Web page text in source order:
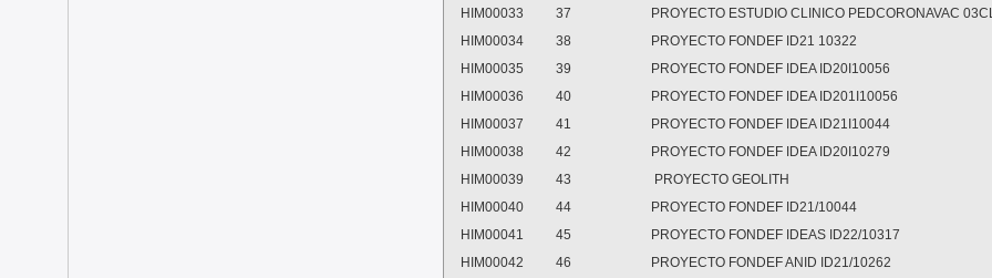
HIM00033
37
PROYECTO ESTUDIO CLINICO PEDCORONAVAC
HIM00034
38
PROYECTO FONDEF ID21 10322
HIM00035
39
PROYECTO FONDEF IDEA ID20I10056
HIM00036
40
PROYECTO FONDEF IDEA ID201I10056
HIM00037
41
PROYECTO FONDEF IDEA ID21I10044
HIM00038
42
PROYECTO FONDEF IDEA ID20I10279
HIM00039
43
PROYECTO GEOLITH
HIM00040
44
PROYECTO FONDEF ID21/10044
HIM00041
45
PROYECTO FONDEF IDEAS ID22/10317
HIM00042
46
PROYECTO FONDEF ANID ID21/10262